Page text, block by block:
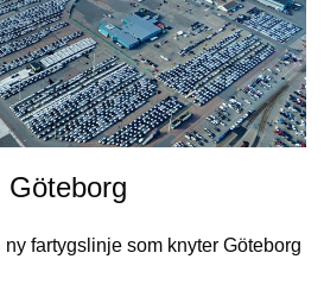
Göteborg
fartygslinje som knyter Göteborg